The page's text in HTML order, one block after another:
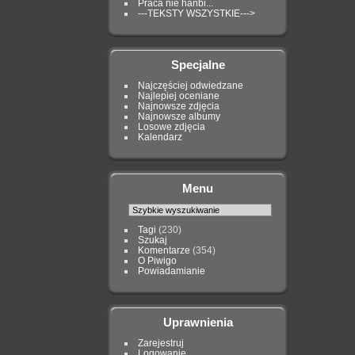
Praca nie hańbi...
---TEKSTY WSZYSTKIE--->
Specjalne
Najczęściej odwiedzane
Najlepiej oceniane
Najnowsze zdjęcia
Najnowsze albumy
Losowe zdjęcia
Kalendarz
Menu
Tagi (230)
Szukaj
Komentarze (354)
O Piwigo
Powiadamianie
Uprawnienia
Zarejestruj